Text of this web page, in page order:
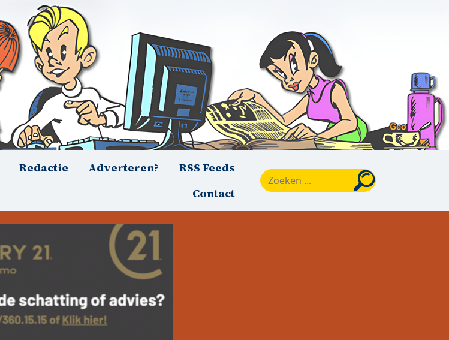
Redactie Adverteren?
RSS Feeds
Contact